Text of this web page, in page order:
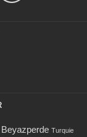
Beyazperde Turquie